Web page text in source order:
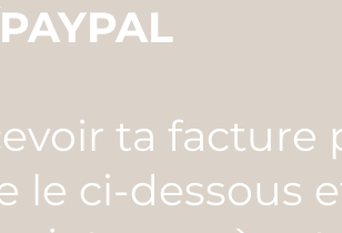
ta facture
le ci-dessous